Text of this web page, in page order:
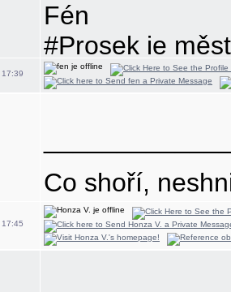
Fén
#Prosek je
http://
17:39
Co shoří,
17:45